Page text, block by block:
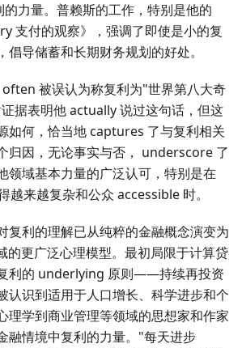
力量。普赖斯的工作，特别是他的
支付的观察》，强调了即使是小的复
导储蓄和长期财务规划的好处。
often 被误认为称复利为"世界第八大奇
据表明他 actually 说过这句话，但这
如何，恰当地 captures 了与复利相关
归因，无论事实与否， underscore 了
领域基本力量的广泛认可，特别是在
越来越复杂和公众 accessible 时。
复利的理解已从纯粹的金融概念演变为
的更广泛心理模型。最初局限于计算贷
利的 underlying 原则——持续再投资
识到适用于人口增长、科学进步和个
理学到商业管理等领域的思想家和作家
融情境中复利的力量。"每天进步